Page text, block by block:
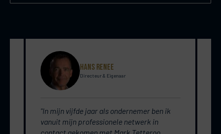
Hans Renee
Directeur & Eigenaar
"In mijn vijfde jaar als ondernemer ben ik
vanuit mijn professionele netwerk in